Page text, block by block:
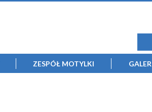
ZESPÓŁ MOTYLKI